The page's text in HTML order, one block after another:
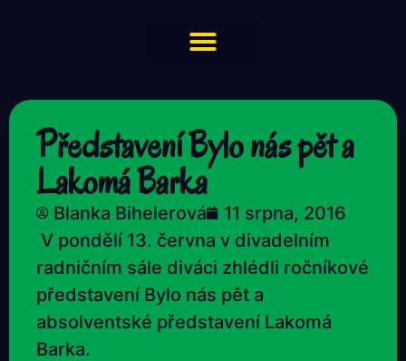
Představení Bylo nás pět a
Lakomá Barka
Blanka Bihelerová
11 srpna, 2016
V pondělí 13. června v divadelním
radničním sále diváci zhlédli ročníkové
představení Bylo nás pět a
absolventské představení Lakomá
Barka.